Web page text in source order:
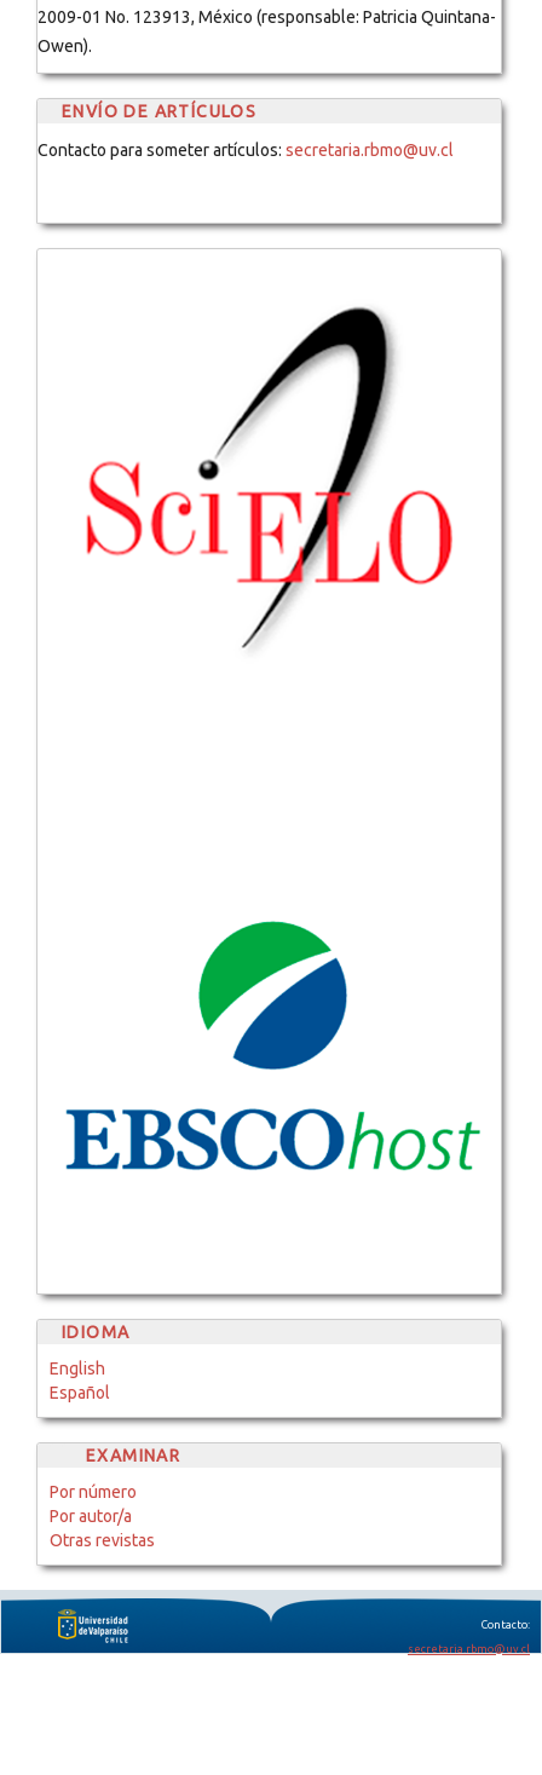
2009-01 No. 123913, México (responsable: Patricia Quintana-
Owen).
ENVÍO DE ARTÍCULOS
Contacto para someter artículos: secretaria.rbmo@uv.cl
IDIOMA
English
Español
EXAMINAR
Por número
Por autor/a
Otras revistas
Contacto:
secretaria.rbmo@uv.cl